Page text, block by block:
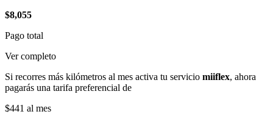
$8,055
Pago total
Ver completo
Si recorres más kilómetros al mes activa tu servicio miiflex, ahora
pagarás una tarifa preferencial de
$441 al mes